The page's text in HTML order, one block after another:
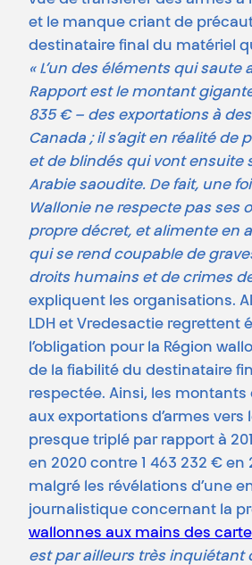
et le manque criant de
destinataire final du matériel
« L’un des éléments qui saute
Rapport est le montant
835 € – des exportations à
Canada ; il s’agit en réalité de
et de blindés qui vont ensuite
Arabie saoudite. De fait, une
Wallonie ne respecte pas ses
propre décret, et alimente en
qui se rend coupable de
droits humains et de crimes
expliquent les organisations.
LDH et Vredesactie regrettent
l’obligation pour la Région
de la fiabilité du destinataire
respectée. Ainsi, les
aux exportations d’armes vers
presque triplé par rapport à
en 2020 contre 1 463 232 € en
malgré les révélations d’une
journalistique concernant la
wallonnes aux mains des
est par ailleurs très inquiétant